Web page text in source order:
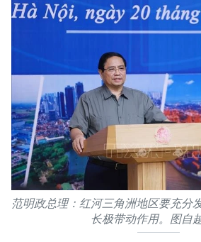
范明政总理：红河三角洲地区要充分
长极带动作用。图自